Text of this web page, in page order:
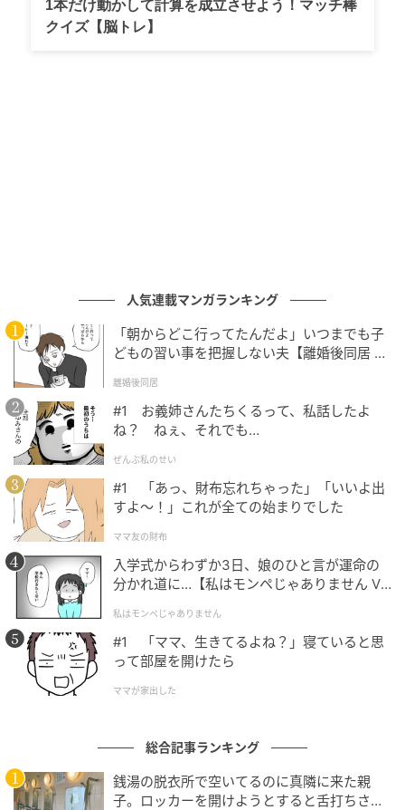
1本だけ動かして計算を成立させよう！マッチ棒
クイズ【脳トレ】
人気連載マンガランキング
「朝からどこ行ってたんだよ」いつまでも子
どもの習い事を把握しない夫【離婚後同居 Vo
離婚後同居
#1 お義姉さんたちくるって、私話したよ
ね？ ねぇ、それでも…
ぜんぶ私のせい
#1 「あっ、財布忘れちゃった」「いいよ出
すよ〜！」これが全ての始まりでした
ママ友の財布
入学式からわずか3日、娘のひと言が運命の
分かれ道に…【私はモンペじゃありません Vo
私はモンペじゃありません
#1 「ママ、生きてるよね？」寝ていると思
って部屋を開けたら
ママが家出した
総合記事ランキング
銭湯の脱衣所で空いてるのに真隣に来た親
子。ロッカーを開けようとすると舌打ちさ